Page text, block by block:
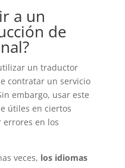
a un
de
un traductor
contratar un servicio
embargo, usar este
útiles en ciertos
en los
veces, los idiomas